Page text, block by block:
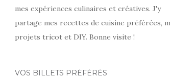
mes expériences culinaires et créatives. J'y
partage mes recettes de cuisine préférées,
projets tricot et DIY. Bonne visite !
VOS BILLETS PRÉFÉRÉS